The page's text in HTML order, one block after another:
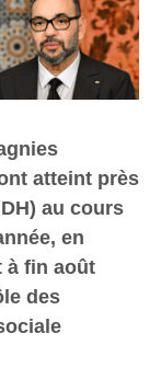
atteint près
au cours
en
à fin août
des